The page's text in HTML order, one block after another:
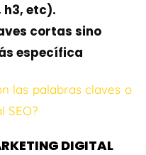
h3, etc).
cortas sino
específica
las palabras claves o
SEO?
DIGITAL